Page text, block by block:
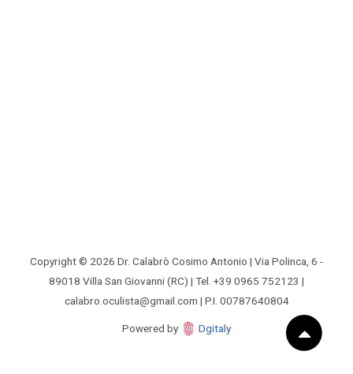
Copyright © 2026 Dr. Calabrò Cosimo Antonio | Via Polinca, 6 -
89018 Villa San Giovanni (RC) | Tel. +39 0965 752123 |
calabro.oculista@gmail.com | P.I. 00787640804
Powered by Dgitaly